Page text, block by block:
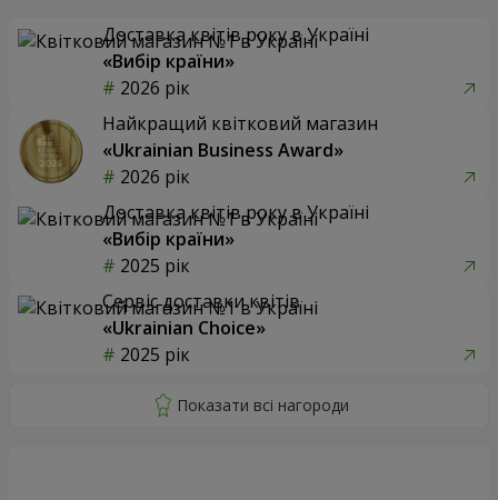
Доставка квітів року в Україні
«Вибір країни»
2026 рік
Найкращий квітковий магазин
«Ukrainian Business Award»
2026 рік
Доставка квітів року в Україні
«Вибір країни»
2025 рік
Сервіс доставки квітів
«Ukrainian Choice»
2025 рік